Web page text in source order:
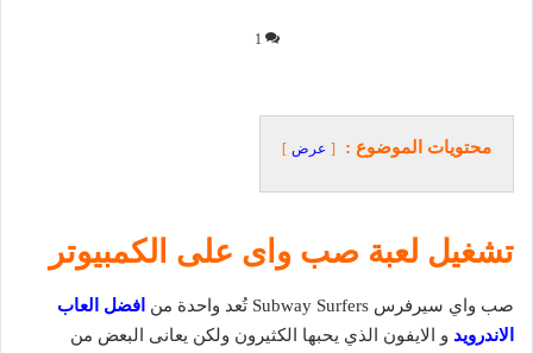
1
محتويات الموضوع : عرض
تشغيل لعبة صب واى على الكمبيوتر
صب واي سيرفرس Subway Surfers تُعد واحدة من
افضل العاب
الاندرويد و الايفون الذي يحبها الكثيرون ولكن يعانى البعض من